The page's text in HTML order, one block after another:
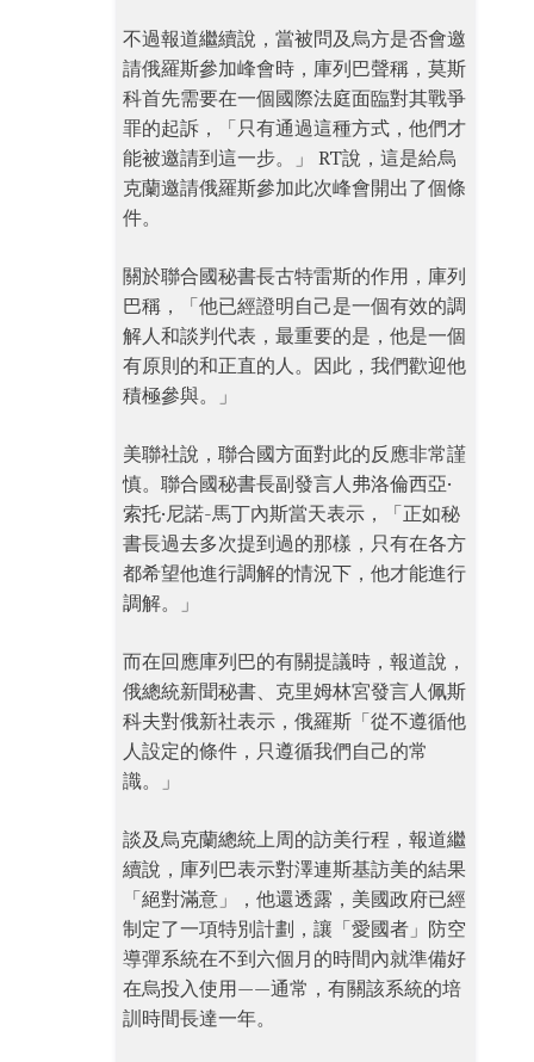
不過報道繼續說，當被問及烏方是否會邀
請俄羅斯參加峰會時，庫列巴聲稱，莫斯
科首先需要在一個國際法庭面臨對其戰爭
罪的起訴，「只有通過這種方式，他們才
能被邀請到這一步。」 RT說，這是給烏
克蘭邀請俄羅斯參加此次峰會開出了個條
件。
關於聯合國秘書長古特雷斯的作用，庫列
巴稱，「他已經證明自己是一個有效的調
解人和談判代表，最重要的是，他是一個
有原則的和正直的人。因此，我們歡迎他
積極參與。」
美聯社說，聯合國方面對此的反應非常謹
慎。聯合國秘書長副發言人弗洛倫西亞·
索托·尼諾-馬丁內斯當天表示，「正如秘
書長過去多次提到過的那樣，只有在各方
都希望他進行調解的情況下，他才能進行
調解。」
而在回應庫列巴的有關提議時，報道說，
俄總統新聞秘書、克里姆林宮發言人佩斯
科夫對俄新社表示，俄羅斯「從不遵循他
人設定的條件，只遵循我們自己的常
識。」
談及烏克蘭總統上周的訪美行程，報道繼
續說，庫列巴表示對澤連斯基訪美的結果
「絕對滿意」，他還透露，美國政府已經
制定了一項特別計劃，讓「愛國者」防空
導彈系統在不到六個月的時間內就準備好
在烏投入使用——通常，有關該系統的培
訓時間長達一年。